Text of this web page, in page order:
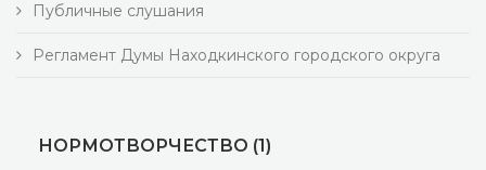
Публичные слушания
Регламент Думы Находкинского городского округа
НОРМОТВОРЧЕСТВО (1)